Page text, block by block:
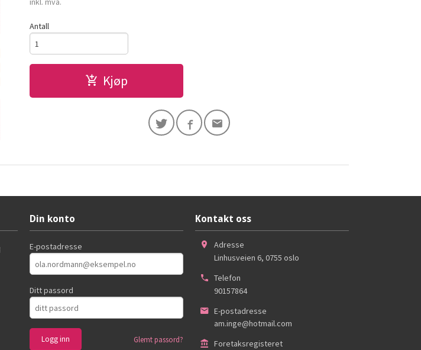
Antall
Kjøp
Din konto
E-postadresse
Ditt passord
Glemt passord?
Kontakt oss
Adresse
Linhusveien 6, 0755 oslo
Telefon
90157864
E-postadresse
am.inge@hotmail.com
Foretaksregisteret